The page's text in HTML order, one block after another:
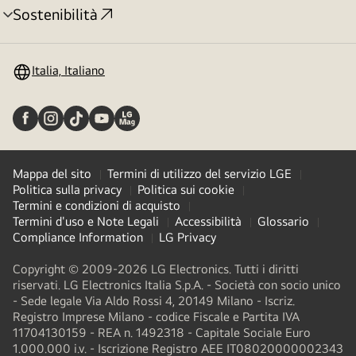
Sostenibilità
Attivazione
Italia, Italiano
Mappa del sito
Termini di utilizzo del servizio LGE
Politica sulla privacy
Politica sui cookie
Termini e condizioni di acquisto
Termini d'uso e Note Legali
Accessibilità
Glossario
Compliance Information
LG Privacy
Copyright © 2009-2026 LG Electronics. Tutti i diritti
riservati. LG Electronics Italia S.p.A. - Società con socio unico
- Sede legale Via Aldo Rossi 4, 20149 Milano - Iscriz.
Registro Imprese Milano - codice Fiscale e Partita IVA
11704130159 - REA n. 1492318 - Capitale Sociale Euro
1.000.000 i.v. - Iscrizione Registro AEE IT08020000002343​